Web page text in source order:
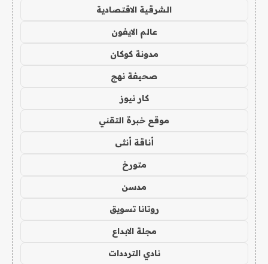
الشرقية الاقتصادية
عالم الايفون
مدونة كوكان
صحيفة نهج
كار نيوز
موقع خبرة التقني
أناقة أنثى
متورخ
مدسن
روتانا تسويق
مجلة الابداع
نادي الترددات